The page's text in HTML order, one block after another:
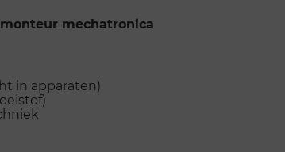
mechatronica
in apparaten)